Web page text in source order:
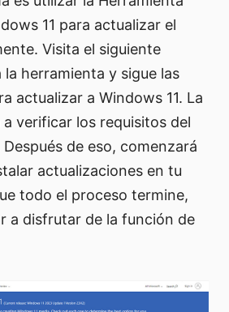
11 para actualizar el
Visita el siguiente
la herramienta y sigue las
actualizar a Windows 11. La
verificar los requisitos del
de eso, comenzará
actualizaciones en tu
todo el proceso termine,
a disfrutar de la función de